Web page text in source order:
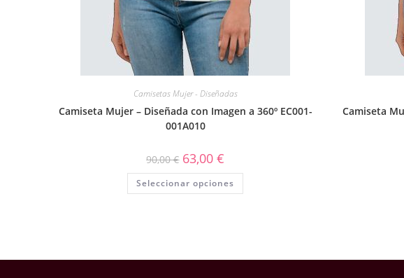
Camisetas Mujer - Diseñadas
Camiseta Mujer – Diseñada con Imagen a 360º EC001-
001A010
90,00€ 63,00€
Seleccionar opciones
Camiseta